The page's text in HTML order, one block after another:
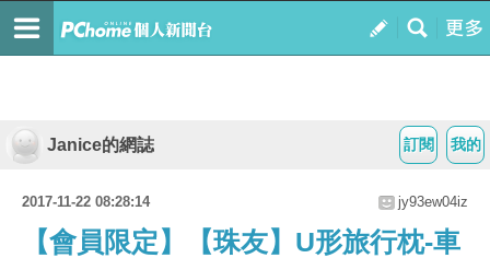
我的
訂閱
Janice的網誌
2017-11-22 08:28:14 jy93ew04iz
【會員限定】【珠友】U形旅行枕-車